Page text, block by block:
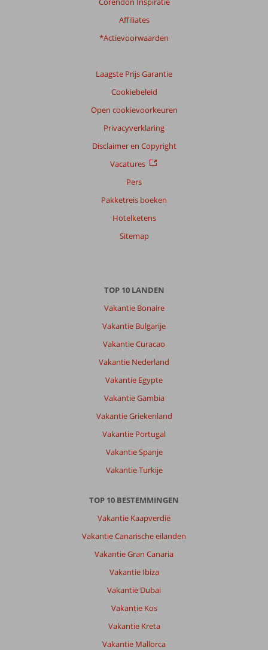
Affiliates
*Actievoorwaarden
Laagste Prijs Garantie
Cookiebeleid
Open cookievoorkeuren
Privacyverklaring
Disclaimer en Copyright
Vacatures
Pers
Pakketreis boeken
Hotelketens
Sitemap
TOP 10 LANDEN
Vakantie Bonaire
Vakantie Bulgarije
Vakantie Curacao
Vakantie Nederland
Vakantie Egypte
Vakantie Gambia
Vakantie Griekenland
Vakantie Portugal
Vakantie Spanje
Vakantie Turkije
TOP 10 BESTEMMINGEN
Vakantie Kaapverdië
Vakantie Canarische eilanden
Vakantie Gran Canaria
Vakantie Ibiza
Vakantie Dubai
Vakantie Kos
Vakantie Kreta
Vakantie Mallorca